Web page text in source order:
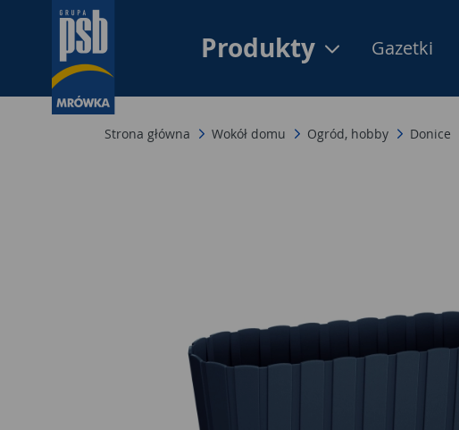
Produkty Gazetki
Strona główna Wokół domu Ogród, hobby Donice